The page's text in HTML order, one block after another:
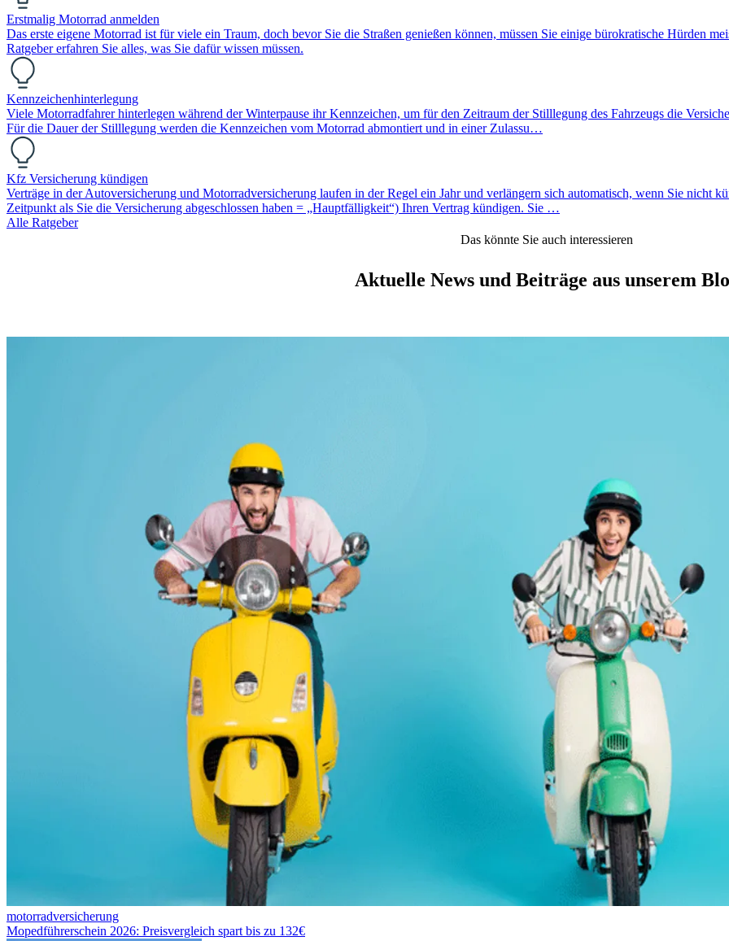
Erstmalig Motorrad anmelden
Das erste eigene Motorrad ist für viele ein Traum, doch bevor Sie die Straßen genießen können, müssen Sie einige bürokratische Hürden
Ratgeber erfahren Sie alles, was Sie dafür wissen müssen.
Kennzeichenhinterlegung
Viele Motorradfahrer hinterlegen während der Winterpause ihr Kennzeichen, um für den Zeitraum der Stilllegung des Fahrzeugs die
Für die Dauer der Stilllegung werden die Kennzeichen vom Motorrad abmontiert und in einer Zulassu…
Kfz Versicherung kündigen
Verträge in der Autoversicherung und Motorradversicherung laufen in der Regel ein Jahr und verlängern sich automatisch, wenn Sie nicht
Zeitpunkt als Sie die Versicherung abgeschlossen haben = „Hauptfälligkeit“) Ihren Vertrag kündigen. Sie …
Alle Ratgeber
Das könnte Sie auch interessieren
Aktuelle News und Beiträge aus unserem
motorradversicherung
Mopedführerschein 2026: Preisvergleich spart bis zu 132€